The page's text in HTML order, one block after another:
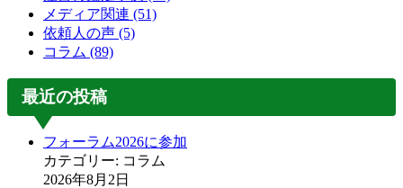
メディア関連 (51)
依頼人の声 (5)
コラム (89)
最近の投稿
フォーラム2026に参加
カテゴリー: コラム
2026年8月2日